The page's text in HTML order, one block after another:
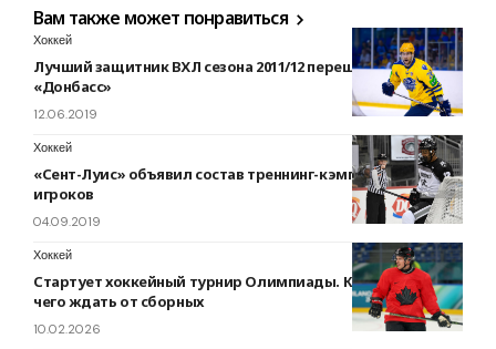
Вам также может понравиться
Хоккей
Лучший защитник ВХЛ сезона 2011/12 перешёл в
«Донбасс»
12.06.2019
Хоккей
«Сент-Луис» объявил состав треннинг-кэмпа клуба из 58
игроков
04.09.2019
Хоккей
Стартует хоккейный турнир Олимпиады. Кто фаворит и
чего ждать от сборных
10.02.2026